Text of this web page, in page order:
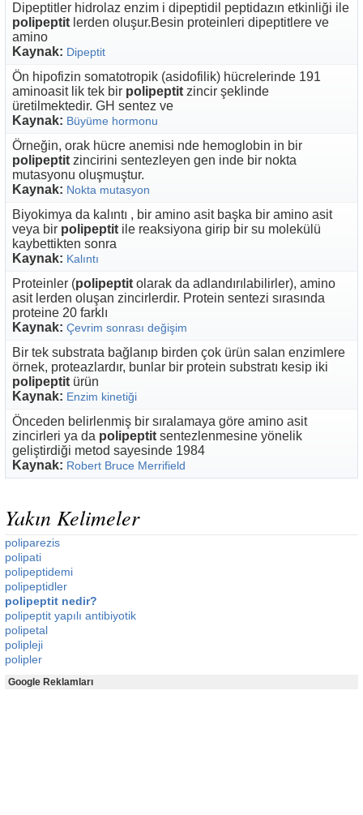
Dipeptitler hidrolaz enzim i dipeptidil peptidazın etkinliği ile
polipeptit lerden oluşur.Besin proteinleri dipeptitlere ve
amino
Kaynak: Dipeptit
Ön hipofizin somatotropik (asidofilik) hücrelerinde 191
aminoasit lik tek bir polipeptit zincir şeklinde
üretilmektedir. GH sentez ve
Kaynak: Büyüme hormonu
Örneğin, orak hücre anemisi nde hemoglobin in bir
polipeptit zincirini sentezleyen gen inde bir nokta
mutasyonu oluşmuştur.
Kaynak: Nokta mutasyon
Biyokimya da kalıntı , bir amino asit başka bir amino asit
veya bir polipeptit ile reaksiyona girip bir su molekülü
kaybettikten sonra
Kaynak: Kalıntı
Proteinler (polipeptit olarak da adlandırılabilirler), amino
asit lerden oluşan zincirlerdir. Protein sentezi sırasında
proteine 20 farklı
Kaynak: Çevrim sonrası değişim
Bir tek substrata bağlanıp birden çok ürün salan enzimlere
örnek, proteazlardır, bunlar bir protein substratı kesip iki
polipeptit ürün
Kaynak: Enzim kinetiği
Önceden belirlenmiş bir sıralamaya göre amino asit
zincirleri ya da polipeptit sentezlenmesine yönelik
geliştirdiği metod sayesinde 1984
Kaynak: Robert Bruce Merrifield
Yakın Kelimeler
poliparezis
polipati
polipeptidemi
polipeptidler
polipeptit nedir?
polipeptit yapılı antibiyotik
polipetal
polipleji
polipler
Google Reklamları